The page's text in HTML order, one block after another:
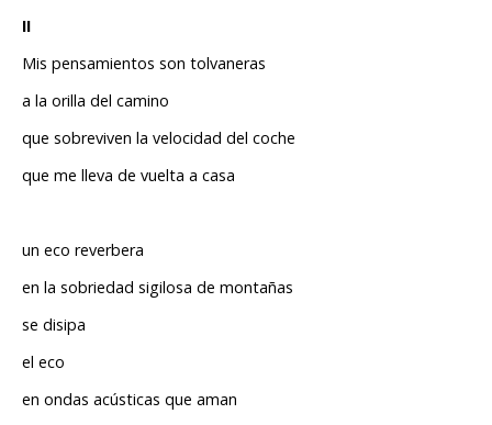
II
Mis pensamientos son tolvaneras
a la orilla del camino
que sobreviven la velocidad del coche
que me lleva de vuelta a casa
un eco reverbera
en la sobriedad sigilosa de montañas
se disipa
el eco
en ondas acústicas que aman